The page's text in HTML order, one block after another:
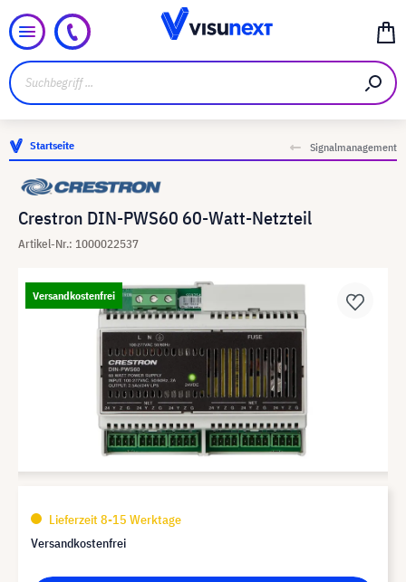
Startseite Signalmanagement
Crestron DIN-PWS60 60-Watt-Netzteil
Artikel-Nr.: 1000022537
Versandkostenfrei
Lieferzeit 8-15 Werktage
Versandkostenfrei